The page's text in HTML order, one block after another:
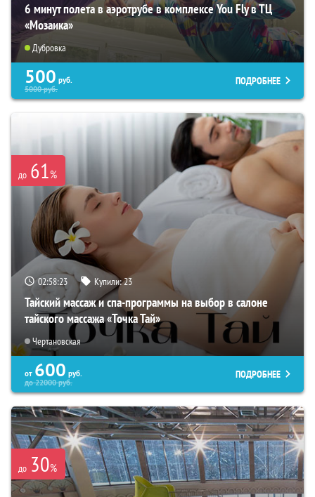
6 минут полета в аэротрубе в комплексе You Fly в ТЦ
«Мозаика»
Дубровка
500 руб.
5000руб.
ПОДРОБНЕЕ
до 61%
02:58:21 Купили:23
Тайский массаж и спа-программы на выбор в салоне
тайского массажа «Точка Тай»
Чертановская
от 600 руб.
до22000руб.
ПОДРОБНЕЕ
до 30%